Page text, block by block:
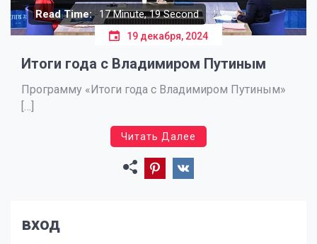
Read Time: 17 Minute, 19 Second
19 декабря, 2024
Итоги года с Владимиром Путиным
Программу «Итоги года с Владимиром Путиным»
Читать Далее
вход